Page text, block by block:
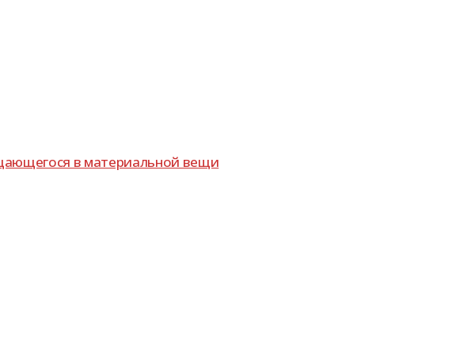
в мате­ри­аль­ной вещи